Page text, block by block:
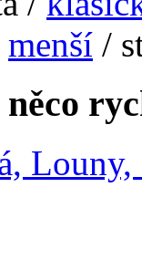
menší /
Louny,